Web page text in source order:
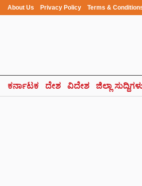
About Us Privacy Policy Terms &
ಕರ್ನಾಟಕ ದೇಶ ವಿದೇಶ ಜಿಲ್ಲಾ